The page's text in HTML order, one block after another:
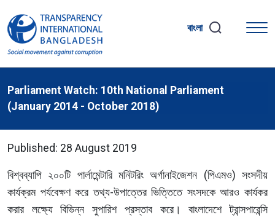
বাংলা
Parliament Watch: 10th National Parliament
(January 2014 - October 2018)
Published: 28 August 2019
বিশ্বব্যাপি ২০০টি পার্লামেন্টারি মনিটরিং অর্গানাইজেশন (পিএমও) সংসদীয়
কার্যক্রম পর্যবেক্ষণ করে তথ্য-উপাত্তের ভিত্তিতে সংসদকে আরও কার্যকর
করার লক্ষ্যে বিভিন্ন সুপারিশ প্রস্তাব করে। বাংলাদেশে ট্রান্সপারেন্সি